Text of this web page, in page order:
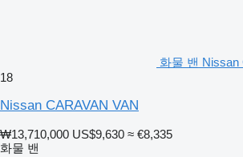
화물 밴 Nissan
18
Nissan CARAVAN VAN
₩13,710,000 US$9,630 ≈ €8,335
화물 밴